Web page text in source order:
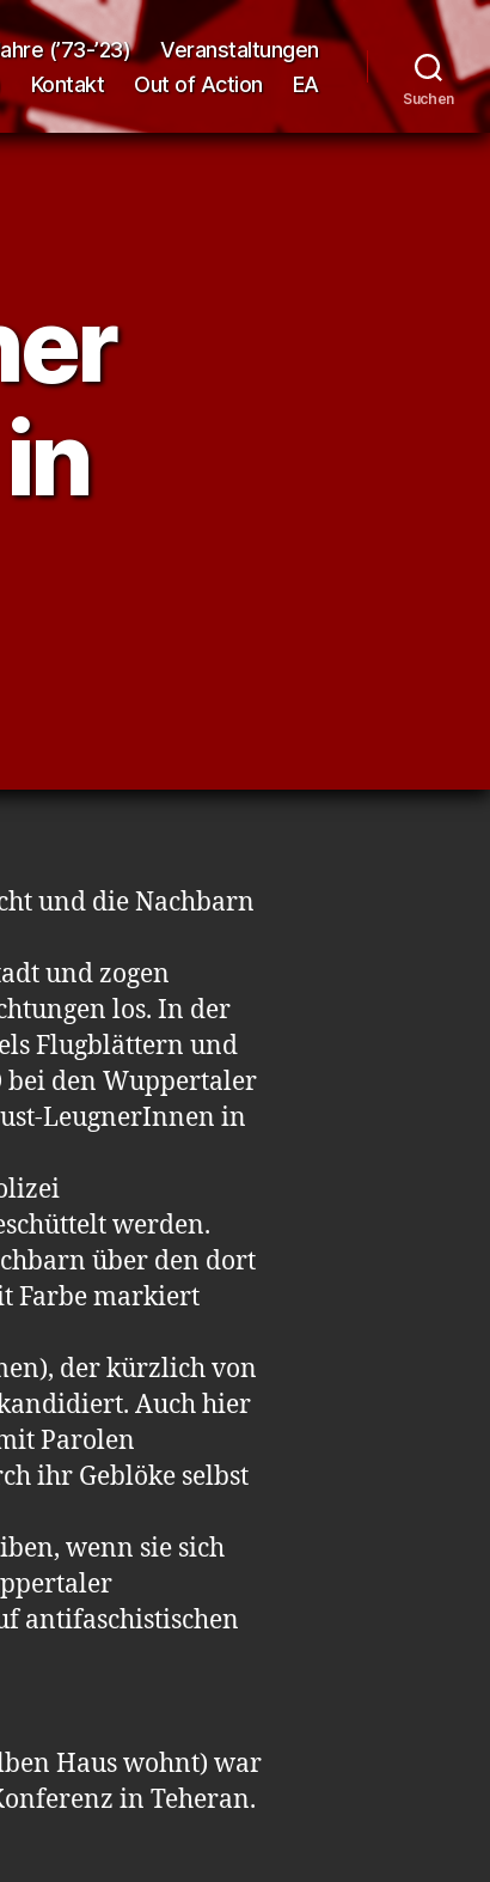
(’73-’23)
Veranstaltungen
Kontakt Out of Action EA
Suchen
und die Nachbarn
und zogen
los. In der
Flugblättern und
den Wuppertaler
LeugnerInnen in
werden.
über den dort
Farbe markiert
der kürzlich von
Auch hier
Parolen
ihr Geblöke selbst
wenn sie sich
antifaschistischen
Haus wohnt) war
in Teheran.